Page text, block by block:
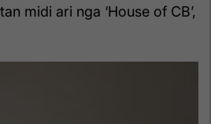
midi ari nga ‘House of CB’,